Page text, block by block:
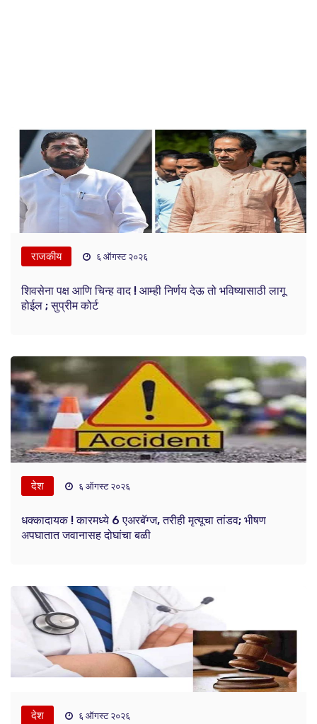
राजकीय ६ ऑगस्ट २०२६
शिवसेना पक्ष आणि चिन्ह वाद ! आम्ही निर्णय देऊ तो भविष्यासाठी लागू
होईल ; सुप्रीम कोर्ट
देश ६ ऑगस्ट २०२६
धक्कादायक ! कारमध्ये 6 एअरबॅग्ज, तरीही मृत्यूचा तांडव; भीषण
अपघातात जवानासह दोघांचा बळी
देश ६ ऑगस्ट २०२६